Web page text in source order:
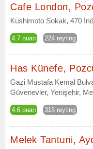
Cafe London,
Kushimoto Sokak, 470
4.7 puan 224 reyting
Has Künefe,
Gazi Mustafa Kemal
Güvenevler, Yenişehir,
4.6 puan 315 reyting
Melek Tantuni,